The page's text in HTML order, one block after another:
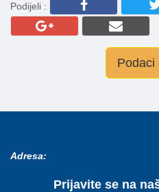
Podijeli :
Podaci
Adresa:
Prijavite se na